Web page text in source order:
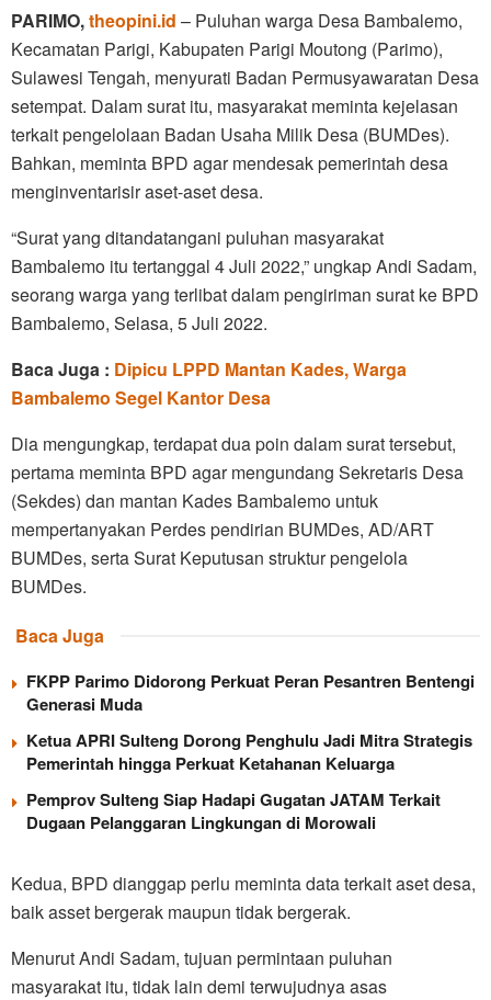
PARIMO,theopini.id – Puluhan warga Desa Bambalemo,
Kecamatan Parigi, Kabupaten Parigi Moutong (Parimo),
Sulawesi Tengah, menyurati Badan Permusyawaratan Desa
setempat. Dalam surat itu, masyarakat meminta kejelasan
terkait pengelolaan Badan Usaha Milik Desa (BUMDes).
Bahkan, meminta BPD agar mendesak pemerintah desa
menginventarisir aset-aset desa.
“Surat yang ditandatangani puluhan masyarakat
Bambalemo itu tertanggal 4 Juli 2022,” ungkap Andi Sadam,
seorang warga yang terlibat dalam pengiriman surat ke BPD
Bambalemo, Selasa, 5 Juli 2022.
Baca Juga : Dipicu LPPD Mantan Kades, Warga
Bambalemo Segel Kantor Desa
Dia mengungkap, terdapat dua poin dalam surat tersebut,
pertama meminta BPD agar mengundang Sekretaris Desa
(Sekdes) dan mantan Kades Bambalemo untuk
mempertanyakan Perdes pendirian BUMDes, AD/ART
BUMDes, serta Surat Keputusan struktur pengelola
BUMDes.
Baca Juga
FKPP Parimo Didorong Perkuat Peran Pesantren Bentengi
Generasi Muda
Ketua APRI Sulteng Dorong Penghulu Jadi Mitra Strategis
Pemerintah hingga Perkuat Ketahanan Keluarga
Pemprov Sulteng Siap Hadapi Gugatan JATAM Terkait
Dugaan Pelanggaran Lingkungan di Morowali
Kedua, BPD dianggap perlu meminta data terkait aset desa,
baik asset bergerak maupun tidak bergerak.
Menurut Andi Sadam, tujuan permintaan puluhan
masyarakat itu, tidak lain demi terwujudnya asas